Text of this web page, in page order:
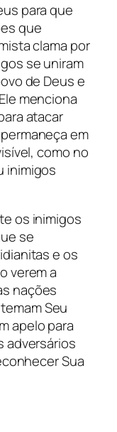
para que
que
clama por
se uniram
de Deus e
menciona
atacar
em
como no
inimigos
os inimigos
se
e os
verem a
nações
Seu
apelo para
adversários
Sua